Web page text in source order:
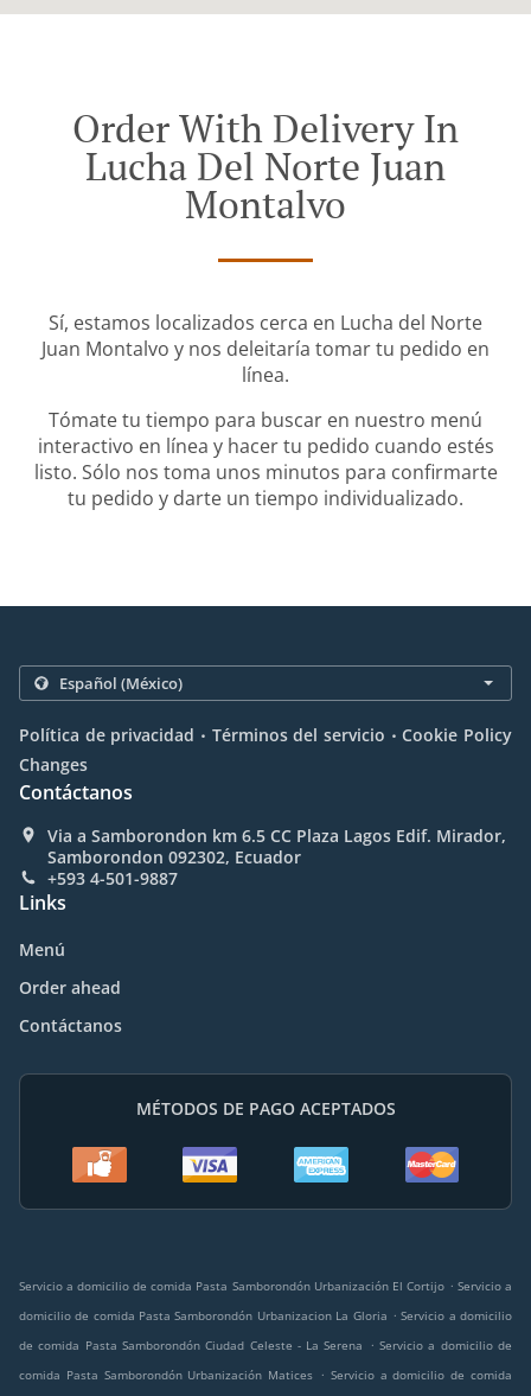
Order With Delivery In
Lucha Del Norte Juan
Montalvo
Sí, estamos localizados cerca en Lucha del Norte
Juan Montalvo y nos deleitaría tomar tu pedido en
línea.
Tómate tu tiempo para buscar en nuestro menú
interactivo en línea y hacer tu pedido cuando estés
listo. Sólo nos toma unos minutos para confirmarte
tu pedido y darte un tiempo individualizado.
Política de privacidad . Términos del servicio . Cookie Policy
Changes
Contáctanos
Via a Samborondon km 6.5 CC Plaza Lagos Edif. Mirador,
Samborondon 092302, Ecuador
+593 4-501-9887
Links
Menú
Order ahead
Contáctanos
MÉTODOS DE PAGO ACEPTADOS
Servicio a domicilio de comida Pasta Samborondón Urbanización El Cortijo . Servicio a
domicilio de comida Pasta Samborondón Urbanizacion La Gloria . Servicio a domicilio
de comida Pasta Samborondón Ciudad Celeste - La Serena
. Servicio a domicilio de
comida Pasta Samborondón Urbanización Matices . Servicio a domicilio de comida